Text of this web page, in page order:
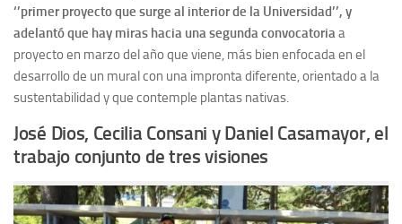
‘’primer proyecto que surge al interior de la Universidad’’, y
adelantó que hay miras hacia una segunda convocatoriaa
proyecto en marzo del año que viene, más bien enfocada en el
desarrollo de un mural con una impronta diferente, orientado a la
sustentabilidad y que contemple plantas nativas.
José Dios, Cecilia Consani y Daniel Casamayor, el
trabajo conjunto de tres visiones